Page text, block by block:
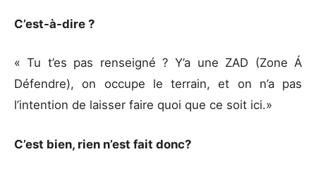
C’est-à-dire ?
« Tu t’es pas renseigné ? Y’a une ZAD (Zone Á
Défendre), on occupe le terrain, et on n’a pas
l’intention de laisser faire quoi que ce soit ici.»
C’est bien, rien n’est fait donc?